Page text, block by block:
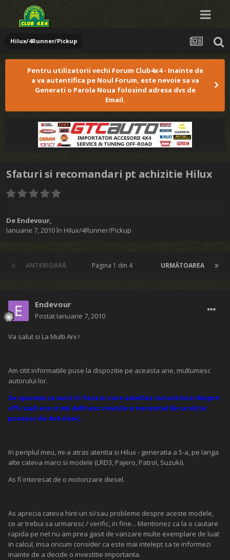
Hilux/4Runner/Pickup
Pentru utilizatorii vechi Forum Club4x4 - Inainte de
a va autentifica pe Noul Forum, este nevoie sa va
Generati o Parola Noua folosind adresa dvs de
Email.
Sfaturi si recomandari pt achizitie Hilux
De Endevour,
Ianuarie 7, 2010în Hilux/4Runner/Pickup
ANTERIOARĂ URMĂTOAREA
Pagina 1 din 4
Endevour
Postat Ianuarie 7, 2010
Va salut si La Multi Ani !
Am citit informatiile puse la dispozitie pe aceasta arie, multumesc
autorului lor.
Sa spunem ca sunt in faza in care asimilez cunostinte despre
off-road-ere si imi definesc nevoile si necesitatile ca viitor
posesor de 4x4 clasic.
In periplul meu, mi-a atras atentia si Hilux - generatia a 5-a, pe langa
alte cateva marci si modele (LRD3, Pajero, Patrol, Suzuki).
As fi interesat de o motorizare diesel.
As aprecia cateva hint-uri si/sau probleme despre aceste modele,
ce ar trebui sa urmaresc / verific, in fine... Mentionez ca la o cautare
rapida pe net nu am prea gasit de vanzare multe exemplare de luat
in calcul, insa oricum consider ca este mai intelept sa te informezi
inainte de a decide o investitie importanta.